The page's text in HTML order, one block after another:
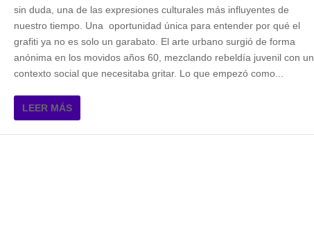
sin duda, una de las expresiones culturales más influyentes de
nuestro tiempo. Una oportunidad única para entender por qué el
grafiti ya no es solo un garabato. El arte urbano surgió de forma
anónima en los movidos años 60, mezclando rebeldía juvenil con un
contexto social que necesitaba gritar. Lo que empezó como...
LEER MÁS